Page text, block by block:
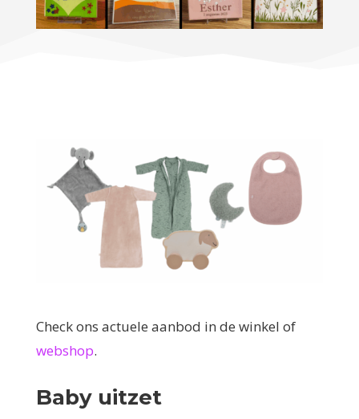
Check ons actuele aanbod in de winkel of
webshop.
Baby uitzet